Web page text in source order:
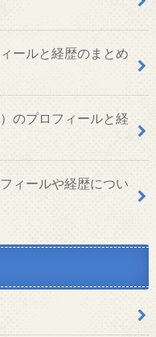
ールと経歴のまとめ
のプロフィールと経
ィールや経歴につい